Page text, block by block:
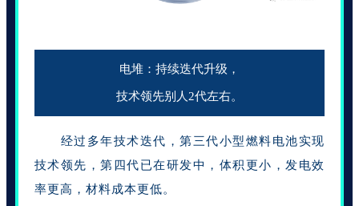
电堆：持续迭代升级，
技术领先别人2代左右。
经过多年技术迭代，第三代小型燃料电池实现
技术领先，第四代已在研发中，体积更小，发电效
率更高，材料成本更低。